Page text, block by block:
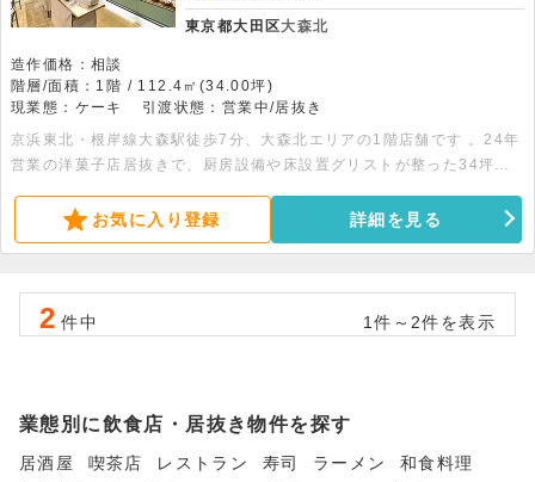
東京都大田区大森北
造作価格：相談
階層/面積：1階 / 112.4㎡(34.00坪)
現業態：ケーキ
引渡状態：営業中/居抜き
京浜東北・根岸線大森駅徒歩7分、大森北エリアの1階店舗です 。24年
営業の洋菓子店居抜きで、厨房設備や床設置グリストが整った34坪・
お気に入り登録 詳細を見る
2 件中 1件～2件を表示
業態別に飲食店・居抜き物件を探す
居酒屋 喫茶店 レストラン 寿司 ラーメン
和食料理